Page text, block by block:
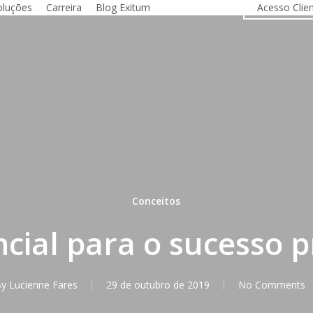
Carreira Blog Exitum Acesso
Conceitos
para o sucesso
Lucienne Fares 29 de outubro de 2019 No Comments